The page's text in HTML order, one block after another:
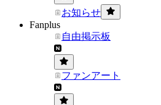
お知らせ
Fanplus
自由掲示板
ファンアート